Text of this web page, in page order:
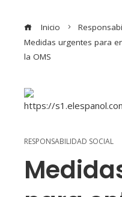
Inicio
Medidas urgentes para
la OMS
RESPONSABILIDAD SOCIAL